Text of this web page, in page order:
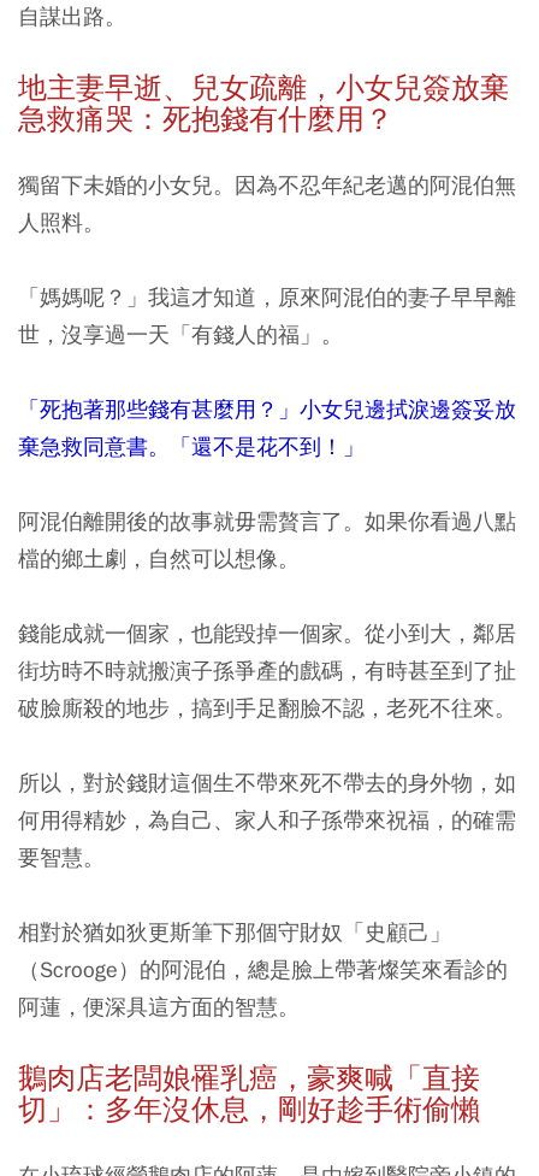
自謀出路。
地主妻早逝、兒女疏離，小女兒簽放棄
急救痛哭：死抱錢有什麼用？
獨留下未婚的小女兒。因為不忍年紀老邁的阿混伯無
人照料。
「媽媽呢？」我這才知道，原來阿混伯的妻子早早離
世，沒享過一天「有錢人的福」。
「死抱著那些錢有甚麼用？」小女兒邊拭淚邊簽妥放
棄急救同意書。「還不是花不到！」
阿混伯離開後的故事就毋需贅言了。如果你看過八點
檔的鄉土劇，自然可以想像。
錢能成就一個家，也能毀掉一個家。從小到大，鄰居
街坊時不時就搬演子孫爭產的戲碼，有時甚至到了扯
破臉廝殺的地步，搞到手足翻臉不認，老死不往來。
所以，對於錢財這個生不帶來死不帶去的身外物，如
何用得精妙，為自己、家人和子孫帶來祝福，的確需
要智慧。
相對於猶如狄更斯筆下那個守財奴「史顧己」
（Scrooge）的阿混伯，總是臉上帶著燦笑來看診的
阿蓮，便深具這方面的智慧。
鵝肉店老闆娘罹乳癌，豪爽喊「直接
切」：多年沒休息，剛好趁手術偷懶